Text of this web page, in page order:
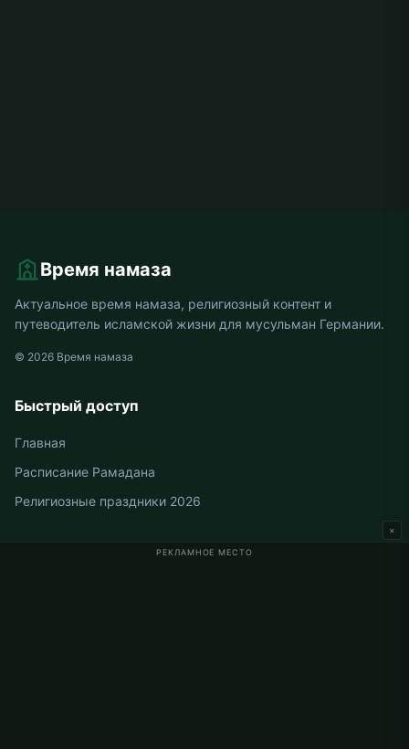
РЕКЛАМНОЕ МЕСТО
×
Время намаза
Актуальное время намаза, религиозный контент и
путеводитель исламской жизни для мусульман Германии.
© 2026 Время намаза
Быстрый доступ
Главная
Расписание Рамадана
Религиозные праздники 2026
Время намаза в Германии